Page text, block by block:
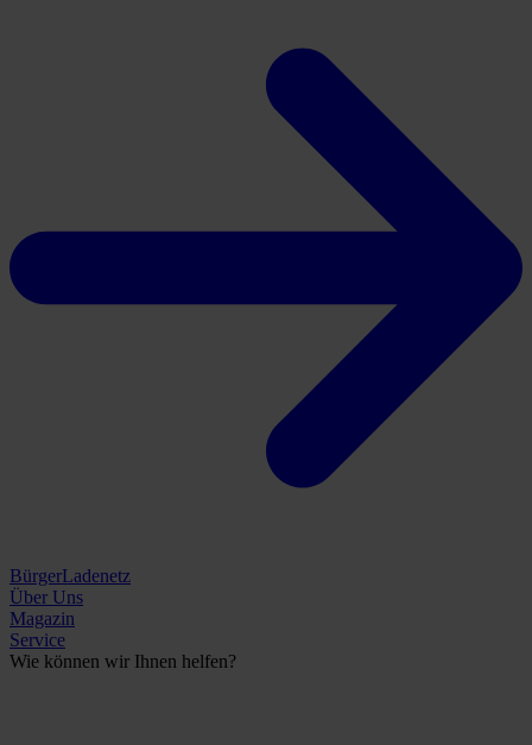
BürgerLadenetz
Über Uns
Magazin
Service
Wie können wir Ihnen helfen?